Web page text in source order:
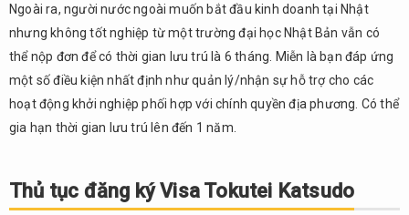
Ngoài ra, người nước ngoài muốn bắt đầu kinh doanh tại Nhật
nhưng không tốt nghiệp từ một trường đại học Nhật Bản vẫn có
thể nộp đơn để có thời gian lưu trú là 6 tháng. Miễn là bạn đáp ứng
một số điều kiện nhất định như quản lý/nhận sự hỗ trợ cho các
hoạt động khởi nghiệp phối hợp với chính quyền địa phương. Có thể
gia hạn thời gian lưu trú lên đến 1 năm.
Thủ tục đăng ký Visa Tokutei Katsudo